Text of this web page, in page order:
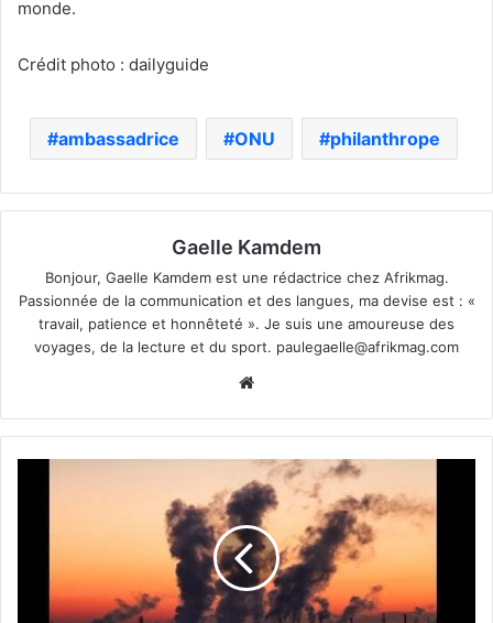
monde.
Crédit photo : dailyguide
ambassadrice ONU philanthrope
Gaelle Kamdem
Bonjour, Gaelle Kamdem est une rédactrice chez Afrikmag.
Passionnée de la communication et des langues, ma devise est : «
travail, patience et honnêteté ». Je suis une amoureuse des
voyages, de la lecture et du sport. paulegaelle@afrikmag.com